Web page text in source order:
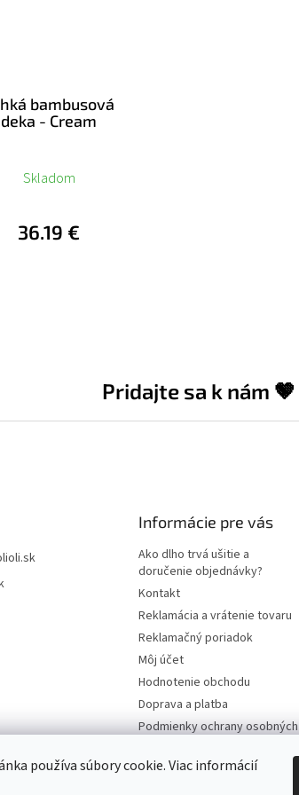
používa súbory cookie. Viac informácií
bambusová
deka - Cream
Skladom
36.19 €
Pridajte sa k nám 🤎
Informácie pre vás
Ako dlho trvá ušitie a
doručenie objednávky?
Kontakt
Reklamácia a vrátenie tovaru
Reklamačný poriadok
Môj účet
Hodnotenie obchodu
Doprava a platba
Podmienky ochrany osobných
Obchodné podmienky